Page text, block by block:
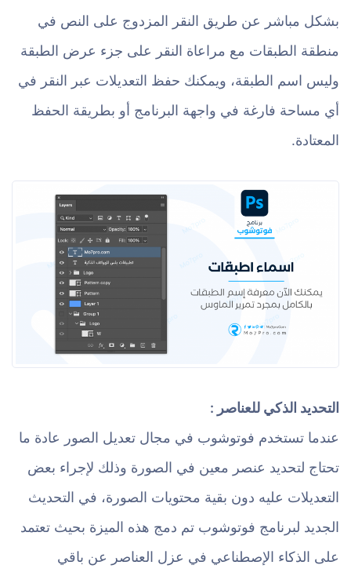
بشكل مباشر عن طريق النقر المزدوج على النص في
منطقة الطبقات مع مراعاة النقر على جزء عرض الطبقة
وليس اسم الطبقة، ويمكنك حفظ التعديلات عبر النقر في
أي مساحة فارغة في واجهة البرنامج أو بطريقة الحفظ
المعتادة.
التحديد الذكي للعناصر :
عندما تستخدم فوتوشوب في مجال تعديل الصور عادة ما
تحتاج لتحديد عنصر معين في الصورة وذلك لإجراء بعض
التعديلات عليه دون بقية محتويات الصورة، في التحديث
الجديد لبرنامج فوتوشوب تم دمج هذه الميزة بحيث تعتمد
على الذكاء الإصطناعي في عزل العناصر عن باقي